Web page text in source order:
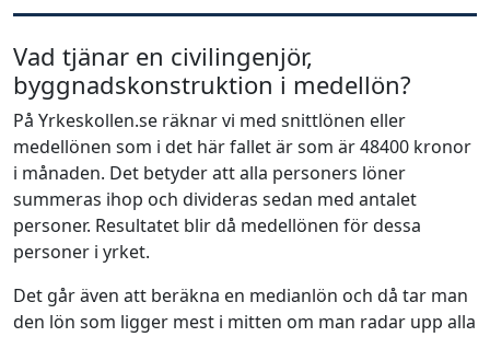
Vad tjänar en civilingenjör,
byggnadskonstruktion i medellön?
På Yrkeskollen.se räknar vi med snittlönen eller
medellönen som i det här fallet är som är 48400 kronor
i månaden. Det betyder att alla personers löner
summeras ihop och divideras sedan med antalet
personer. Resultatet blir då medellönen för dessa
personer i yrket.
Det går även att beräkna en medianlön och då tar man
den lön som ligger mest i mitten om man radar upp alla